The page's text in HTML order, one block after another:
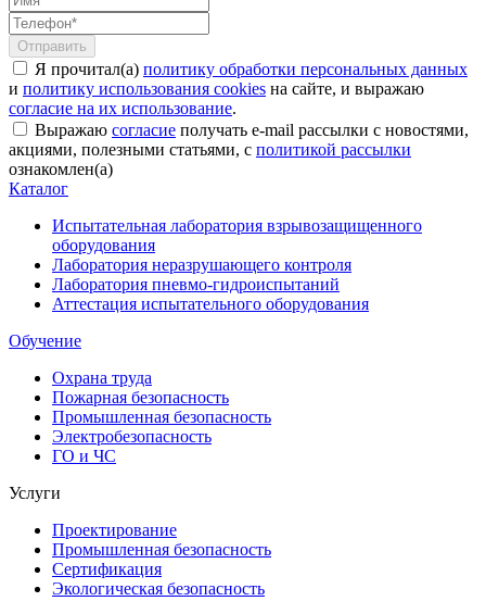
Я прочитал(а) политику обработки персональных данных
и политику использования cookies на сайте, и выражаю
согласие на их использование.
Выражаю согласие получать e-mail рассылки с новостями,
акциями, полезными статьями, с политикой рассылки
ознакомлен(а)
Каталог
Испытательная лаборатория взрывозащищенного
оборудования
Лаборатория неразрушающего контроля
Лаборатория пневмо-гидроиспытаний
Аттестация испытательного оборудования
Обучение
Охрана труда
Пожарная безопасность
Промышленная безопасность
Электробезопасность
ГО и ЧС
Услуги
Проектирование
Промышленная безопасность
Сертификация
Экологическая безопасность